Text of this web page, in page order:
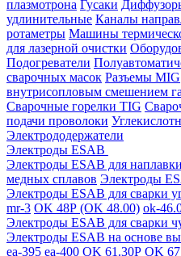
плазмотрона Гусаки
удлинительные Каналы
ротаметры Машины
для лазерной очистки
Подогреватели
сварочных масок Разъемы MIG
внутрисопловым смешением
Сварочные горелки TIG
подачи проволоки
Электрододержатели
Электроды ESAB
Электроды ESAB для наплавки
медных сплавов Электроды
Электроды ESAB для сварки
mr-3 OK 48Р (OK 48.00) ok-
Электроды ESAB для сварки
Электроды ESAB на основе
ea-395 ea-400 OK 61.30Р OK